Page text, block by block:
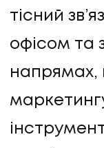
тісний
офісом та
напрямах,